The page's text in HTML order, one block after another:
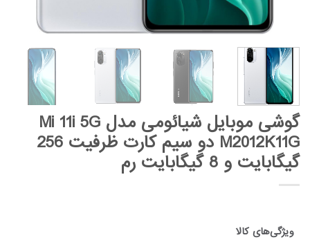
گوشی موبایل شیائومی مدل Mi 11i 5G
M2012K11G دو سیم‌ کارت ظرفیت 256
گیگابایت و 8 گیگابایت رم